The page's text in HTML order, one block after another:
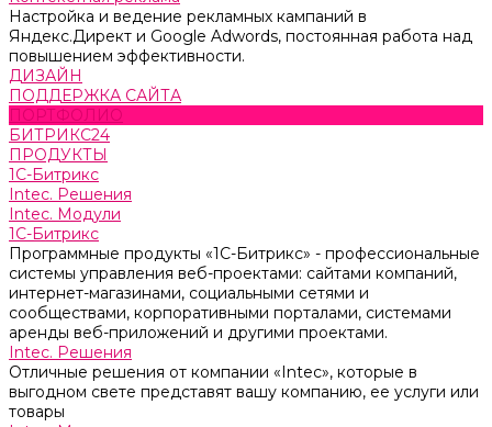
Настройка и ведение рекламных кампаний в
Яндекс.Директ и Google Adwords, постоянная работа над
повышением эффективности.
ДИЗАЙН
ПОДДЕРЖКА САЙТА
ПОРТФОЛИО
БИТРИКС24
ПРОДУКТЫ
1С-Битрикс
Intec. Решения
Intec. Модули
1С-Битрикс
Программные продукты «1С-Битрикс» - профессиональные
системы управления веб-проектами: сайтами компаний,
интернет-магазинами, социальными сетями и
сообществами, корпоративными порталами, системами
аренды веб-приложений и другими проектами.
Intec. Решения
Отличные решения от компании «Intec», которые в
выгодном свете представят вашу компанию, ее услуги или
товары